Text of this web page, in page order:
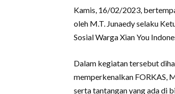
Kamis, 16/02/2023,
oleh M.T. Junaedy selaku
Sosial Warga Xian You
Dalam kegiatan tersebut
memperkenalkan FORKAS,
serta tantangan yang ada di